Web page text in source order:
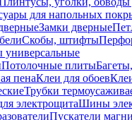
для напольных
Замки дверные
Скобы, штифты
Потолочные плиты
пенаКлеи для обоев
Трубки
электрощитаШины
Пускатели